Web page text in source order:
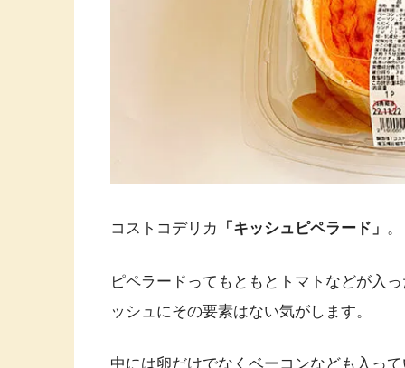
コストコデリカ 「キッシュピペラード」 。
ピペラードってもともとトマトなどが入
ッシュにその要素はない気がします。
中には卵だけでなくベーコンなども入っ